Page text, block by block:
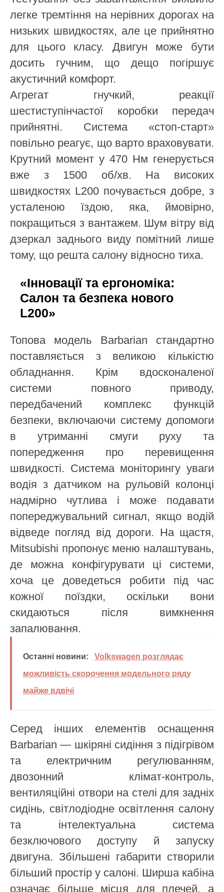
легке тремтіння на нерівних дорогах на
низьких швидкостях, але це прийнятно
для цього класу. Двигун може бути
досить гучним, що дещо погіршує
акустичний комфорт.
Агрегат гнучкий, реакції
шестиступінчастої коробки передач
прийнятні. Система «стоп-старт»
повільно реагує, що варто враховувати.
Крутний момент у 470 Нм генерується
вже з 1500 об/хв. На високих
швидкостях L200 почувається добре, з
усталеною їздою, яка, ймовірно,
покращиться з вантажем. Шум вітру від
дзеркал заднього виду помітний лише
тому, що решта салону відносно тиха.
«Інновації та ергономіка:
Салон та безпека нового
L200»
Топова модель Barbarian стандартно
поставляється з великою кількістю
обладнання. Крім вдосконаленої
системи повного приводу,
передбачений комплекс функцій
безпеки, включаючи систему допомоги
в утриманні смуги руху та
попередження про перевищення
швидкості. Система моніторингу уваги
водія з датчиком на рульовій колонці
надмірно чутлива і може подавати
попереджувальний сигнал, якщо водій
відведе погляд від дороги. На щастя,
Mitsubishi пропонує меню налаштувань,
де можна конфігурувати ці системи,
хоча це доведеться робити під час
кожної поїздки, оскільки вони
скидаються після вимкнення
запалювання.
Останні новини:
Volkswagen розглядає
можливість скорочення модельного ряду
майже вдвічі
Серед інших елементів оснащення
Barbarian — шкіряні сидіння з підігрівом
та електричним регулюванням,
двозонний клімат-контроль,
вентиляційні отвори на стелі для задніх
сидінь, світлодіодне освітлення салону
та інтелектуальна система
безключового доступу й запуску
двигуна. Збільшені габарити створили
більший простір у салоні. Ширша кабіна
означає більше місця для плечей, а